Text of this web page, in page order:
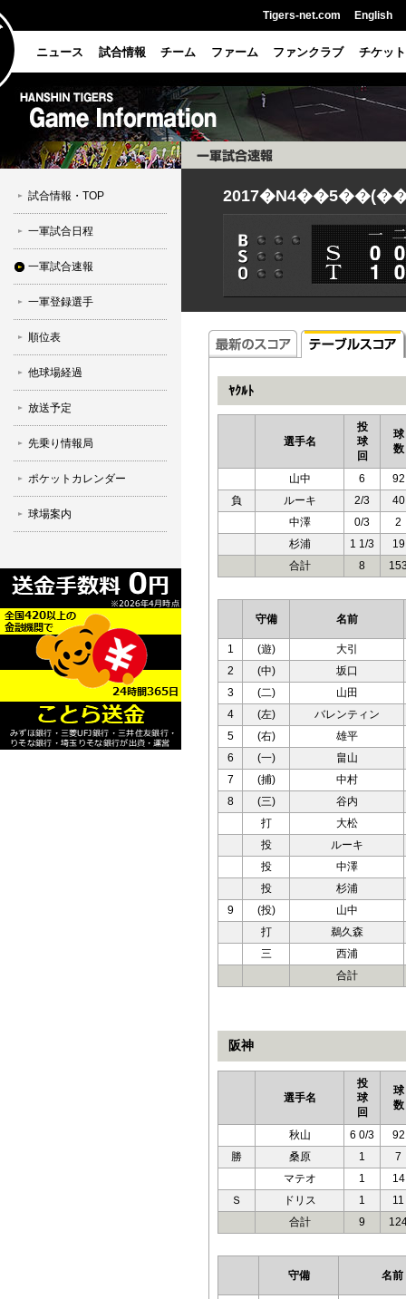
Tigers-net.com English
ニュース 試合情報 チーム ファーム ファンクラブ チケット
試合情報・TOP
一軍試合日程
一軍試合速報
一軍登録選手
順位表
他球場経過
放送予定
先乗り情報局
ポケットカレンダー
球場案内
ﾔｸﾙﾄ
選手名
投
球
回
球
数
山中 6
92
負
ルーキ 2/3
40
中澤
0/3
2
杉浦
1 1/3
19
合計
8
守備 名前
1 (遊)
大引
2
(中)
坂口
3
(二)
山田
4
(左)
バレンティン
5
(右)
雄平
6
(一)
畠山
7
(捕)
中村
8
(三)
谷内
打
大松
投
ルーキ
投
中澤
投
杉浦
9
(投)
山中
打
鵜久森
三
西浦
合計
阪神
選手名
投
球
回
球
数
秋山 6 0/3
92
勝
桑原 1
7
マテオ
1
14
Ｓ
ドリス 1
11
合計
9
守備 名前